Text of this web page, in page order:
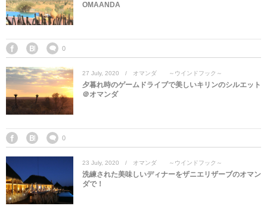
OMAANDA
0
27 July, 2020 オマンダ ～ウインドフック～
夕暮れ時のゲームドライブで美しいキリンのシルエット
＠オマンダ
0
23 July, 2020 オマンダ ～ウインドフック～
洗練された美味しいディナーをザニエリザーブのオマン
ダで！
アメリカのホテル
アフリカのホテル
オセアニアのホテル
南ヨーロッパ
北ヨーロッパ
インドネシア
韓国
日本
ラオス
マレーシア
モルディブ
ミャンマー
オマーン
アラブ首長国連邦
エミレーツ航空
エチオピア航空
ユーロスター・タリス
ルフトハンザ航空・ブリュッセル航空
カタール航空
シンガポール航空